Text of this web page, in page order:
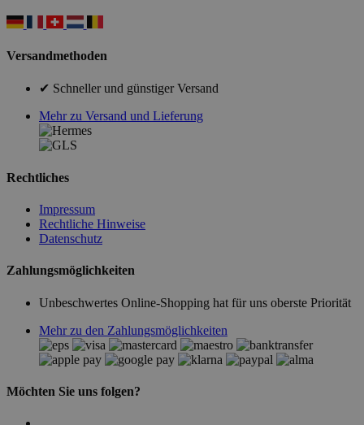
Versandmethoden
✔ Schneller und günstiger Versand
Mehr zu Versand und Lieferung
Rechtliches
Impressum
Rechtliche Hinweise
Datenschutz
Zahlungsmöglichkeiten
Unbeschwertes Online-Shopping hat für uns oberste Priorität
Mehr zu den Zahlungsmöglichkeiten
Möchten Sie uns folgen?